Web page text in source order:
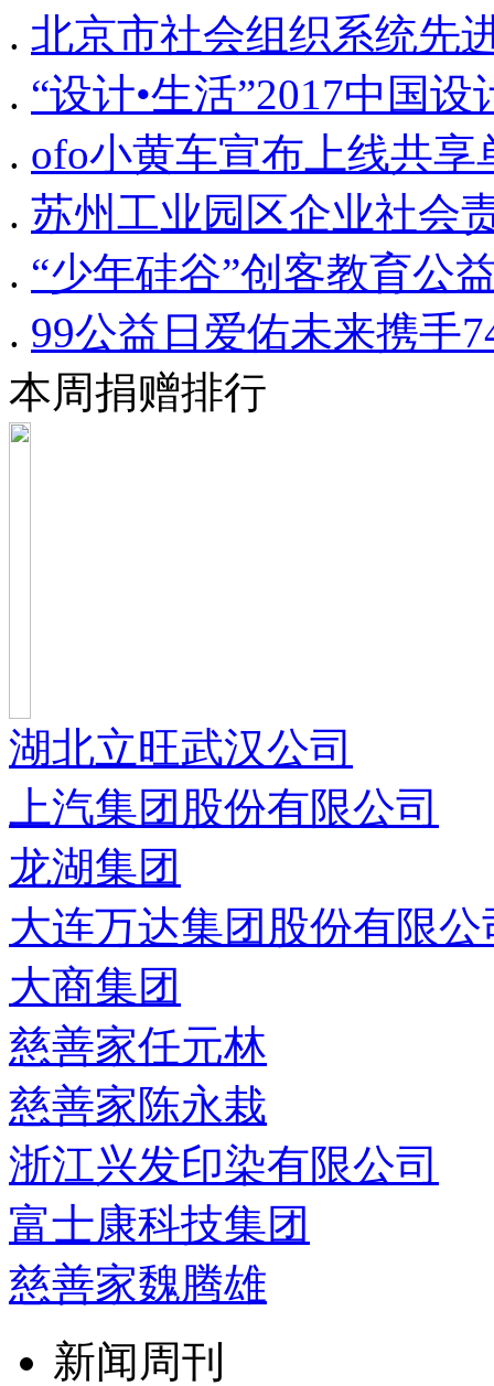
. 北京市社会组织系统先
. “设计•生活”2017中国
. ofo小黄车宣布上线共
. 苏州工业园区企业社会
. “少年硅谷”创客教育公
. 99公益日爱佑未来携手
本周捐赠排行
湖北立旺武汉公司
上汽集团股份有限公司
龙湖集团
大连万达集团股份有限公
大商集团
慈善家任元林
慈善家陈永栽
浙江兴发印染有限公司
富士康科技集团
慈善家魏腾雄
新闻周刊